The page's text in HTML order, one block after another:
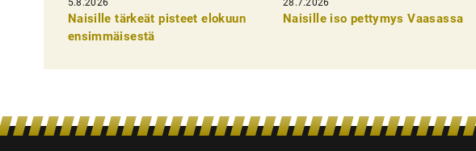
k
e
n
Naisille tärkeät pisteet elokuun
ensimmäisestä
Naisille iso pettymys Vaasassa